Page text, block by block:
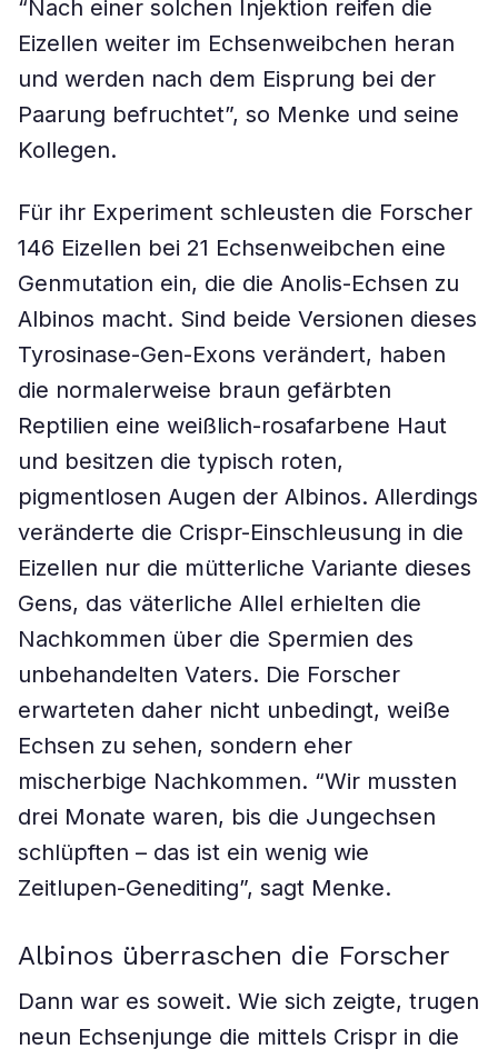
“Nach einer solchen Injektion reifen die
Eizellen weiter im Echsenweibchen heran
und werden nach dem Eisprung bei der
Paarung befruchtet”, so Menke und seine
Kollegen.
Für ihr Experiment schleusten die Forscher
146 Eizellen bei 21 Echsenweibchen eine
Genmutation ein, die die Anolis-Echsen zu
Albinos macht. Sind beide Versionen dieses
Tyrosinase-Gen-Exons verändert, haben
die normalerweise braun gefärbten
Reptilien eine weißlich-rosafarbene Haut
und besitzen die typisch roten,
pigmentlosen Augen der Albinos. Allerdings
veränderte die Crispr-Einschleusung in die
Eizellen nur die mütterliche Variante dieses
Gens, das väterliche Allel erhielten die
Nachkommen über die Spermien des
unbehandelten Vaters. Die Forscher
erwarteten daher nicht unbedingt, weiße
Echsen zu sehen, sondern eher
mischerbige Nachkommen. “Wir mussten
drei Monate waren, bis die Jungechsen
schlüpften – das ist ein wenig wie
Zeitlupen-Genediting”, sagt Menke.
Albinos überraschen die Forscher
Dann war es soweit. Wie sich zeigte, trugen
neun Echsenjunge die mittels Crispr in die